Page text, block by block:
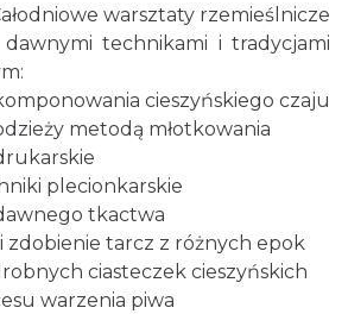
2026-08-28
2026-08-09
warsztaty rzemieślnicze
dawnymi technikami i tradycjami
cieszyńskiego czaju
metodą młotkowania
plecionkarskie
tkactwa
zdobienie tarcz z różnych epok
ciasteczek cieszyńskich
warzenia piwa